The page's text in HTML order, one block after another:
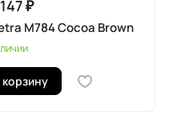
₽
M784 Cocoa Brown
корзину